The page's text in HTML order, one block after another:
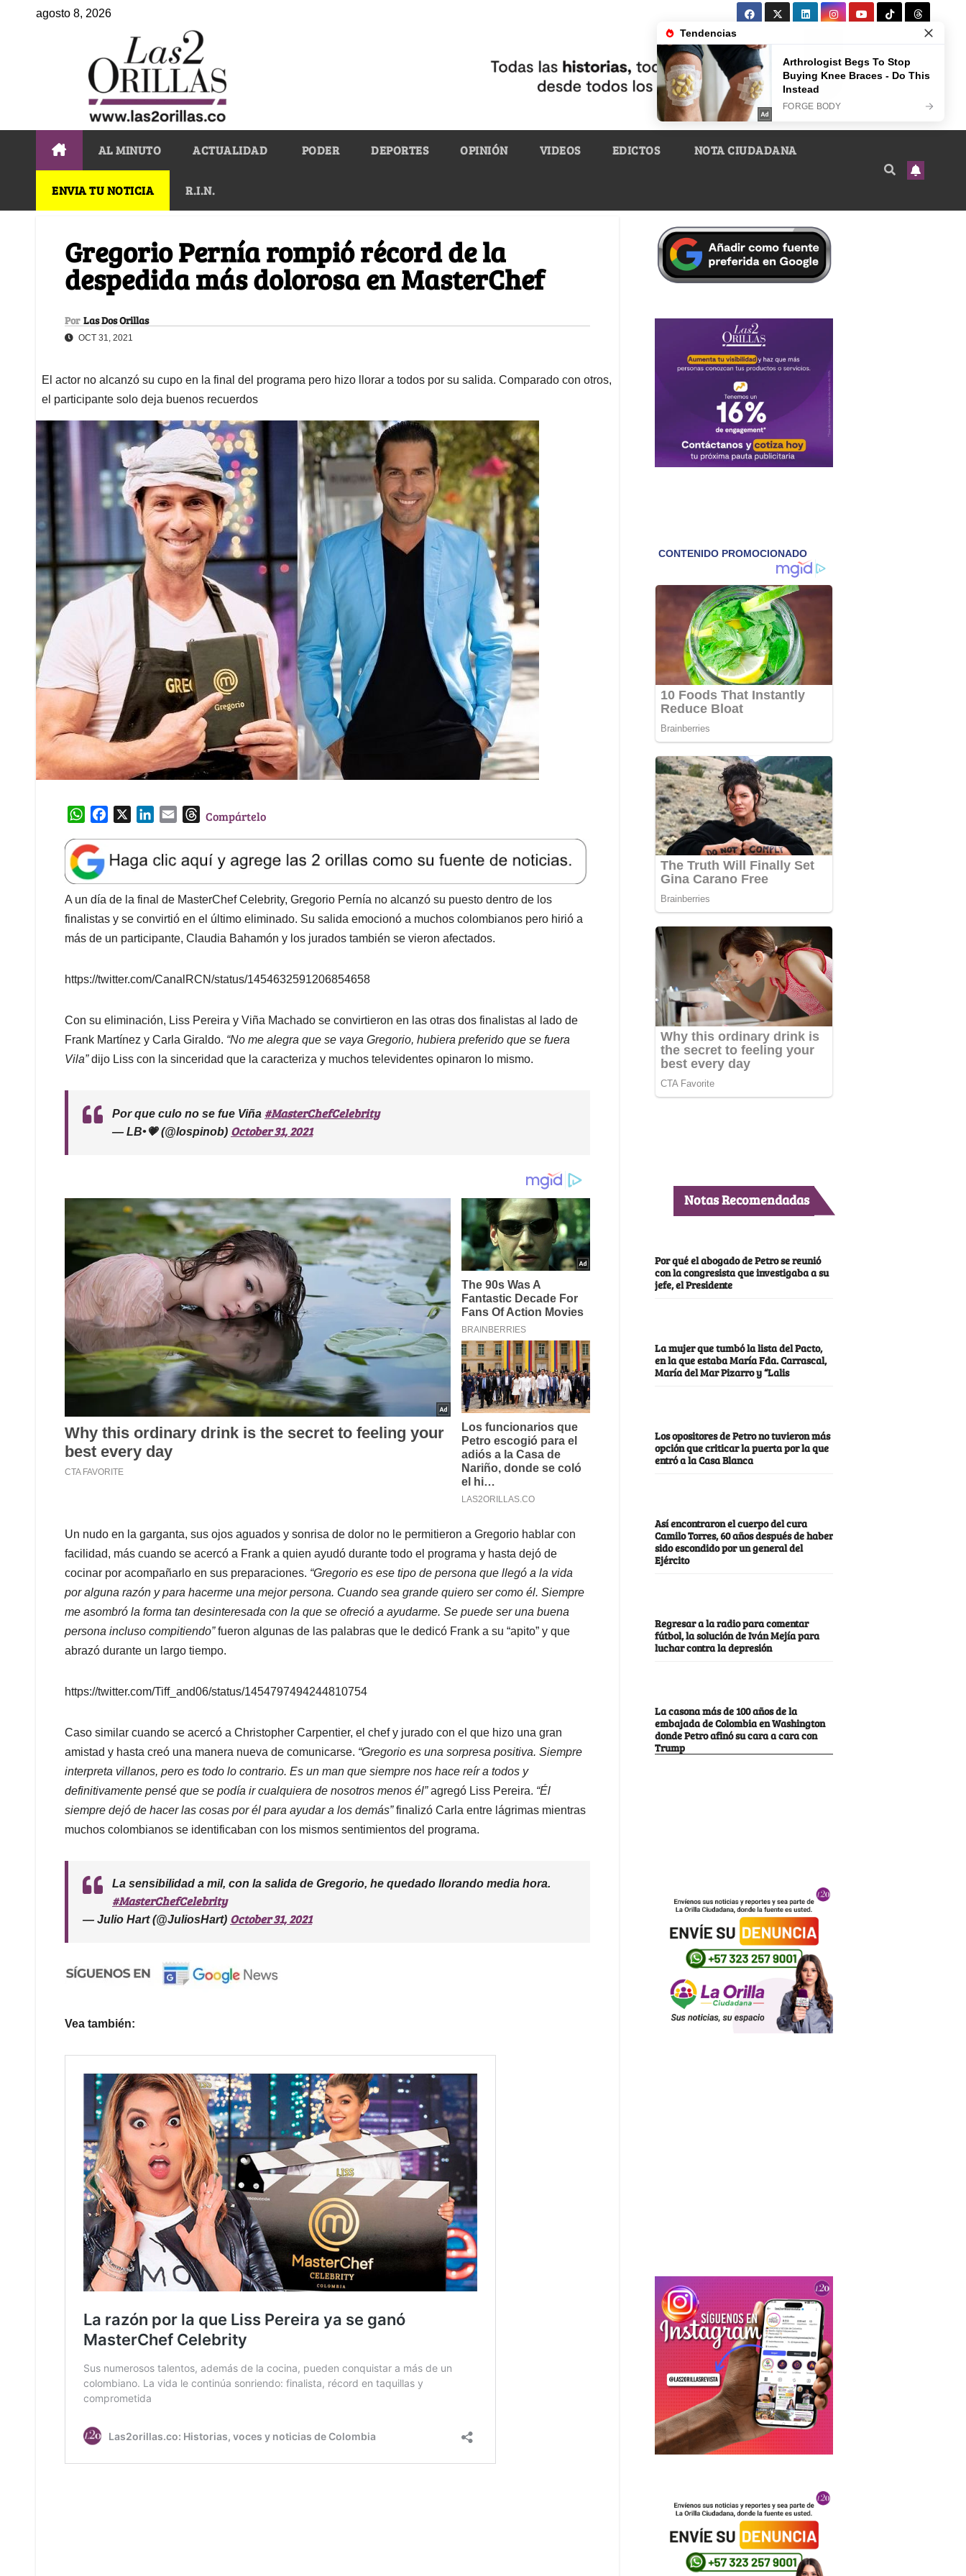
agosto 8, 2026
AL MINUTO ACTUALIDAD PODER DEPORTES OPINIÓN VIDEOS EDICTOS NOTA CIUDADANA
ENVIA TU NOTICIA R.I.N.
Gregorio Pernía rompió récord de la
despedida más dolorosa en MasterChef
Por Las Dos Orillas
OCT 31, 2021
El actor no alcanzó su cupo en la final del programa pero hizo llorar a todos por su salida. Comparado con otros,
el participante solo deja buenos recuerdos
W
a
t
s
A
p
p
e
b
o
o
k
k
e
d
I
n
l
T
e
a
d
s
Compártelo
A un día de la final de MasterChef Celebrity, Gregorio Pernía no alcanzó su puesto dentro de los
finalistas y se convirtió en el último eliminado. Su salida emocionó a muchos colombianos pero hirió a
más de un participante, Claudia Bahamón y los jurados también se vieron afectados.
https://twitter.com/CanalRCN/status/1454632591206854658
Con su eliminación, Liss Pereira y Viña Machado se convirtieron en las otras dos finalistas al lado de
Frank Martínez y Carla Giraldo. “No me alegra que se vaya Gregorio, hubiera preferido que se fuera
Vila”dijo Liss con la sinceridad que la caracteriza y muchos televidentes opinaron lo mismo.
Por que culo no se fue Viña #MasterChefCelebrity
— LB•💗 (@lospinob) October 31, 2021
Un nudo en la garganta, sus ojos aguados y sonrisa de dolor no le permitieron a Gregorio hablar con
facilidad, más cuando se acercó a Frank a quien ayudó durante todo el programa y hasta dejó de
cocinar por acompañarlo en sus preparaciones. “Gregorio es ese tipo de persona que llegó a la vida
por alguna razón y para hacerme una mejor persona. Cuando sea grande quiero ser como él. Siempre
me asombró la forma tan desinteresada con la que se ofreció a ayudarme. Se puede ser una buena
persona incluso compitiendo”fueron algunas de las palabras que le dedicó Frank a su “apito” y que
abrazó durante un largo tiempo.
https://twitter.com/Tiff_and06/status/1454797494244810754
Caso similar cuando se acercó a Christopher Carpentier, el chef y jurado con el que hizo una gran
amistad y hasta creó una manera nueva de comunicarse. “Gregorio es una sorpresa positiva. Siempre
interpreta villanos, pero es todo lo contrario. Es un man que siempre nos hace reír a todos y
definitivamente pensé que se podía ir cualquiera de nosotros menos él”agregó Liss Pereira. “Él
siempre dejó de hacer las cosas por él para ayudar a los demás”finalizó Carla entre lágrimas mientras
muchos colombianos se identificaban con los mismos sentimientos del programa.
La sensibilidad a mil, con la salida de Gregorio, he quedado llorando media hora.
#MasterChefCelebrity
— Julio Hart (@JuliosHart) October 31, 2021
Vea también:
Notas Recomendadas
Por qué el abogado de Petro se reunió
con la congresista que investigaba a su
jefe, el Presidente
La mujer que tumbó la lista del Pacto,
en la que estaba María Fda. Carrascal,
María del Mar Pizarro y “Lalis
Los opositores de Petro no tuvieron más
opción que criticar la puerta por la que
entró a la Casa Blanca
Así encontraron el cuerpo del cura
Camilo Torres, 60 años después de haber
sido escondido por un general del
Ejército
Regresar a la radio para comentar
fútbol, la solución de Iván Mejía para
luchar contra la depresión
La casona más de 100 años de la
embajada de Colombia en Washington
donde Petro afinó su cara a cara con
Trump